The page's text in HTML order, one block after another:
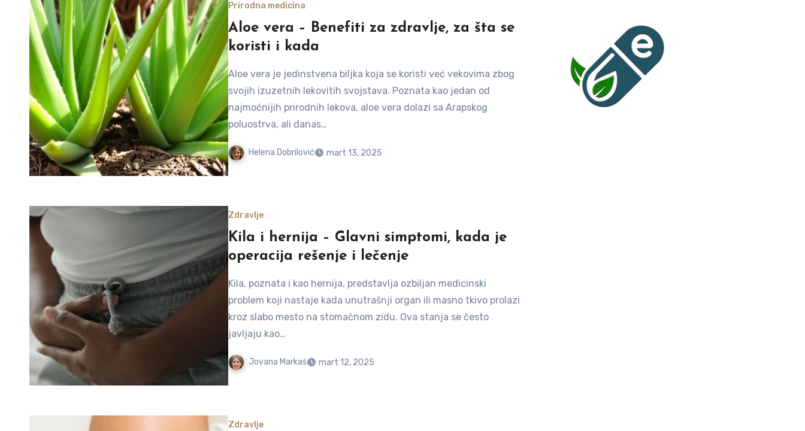
Prirodna medicina
Aloe vera – Benefiti za zdravlje, za šta se
koristi i kada
Aloe vera je jedinstvena biljka koja se koristi već vekovima zbog
svojih izuzetnih lekovitih svojstava. Poznata kao jedan od
najmoćnijih prirodnih lekova, aloe vera dolazi sa Arapskog
poluostrva, ali danas…
Helena Dobrilović mart 13, 2025
Zdravlje
Kila i hernija – Glavni simptomi, kada je
operacija rešenje i lečenje
Kila, poznata i kao hernija, predstavlja ozbiljan medicinski
problem koji nastaje kada unutrašnji organ ili masno tkivo prolazi
kroz slabo mesto na stomačnom zidu. Ova stanja se često
javljaju kao…
Jovana Markaš mart 12, 2025
Zdravlje